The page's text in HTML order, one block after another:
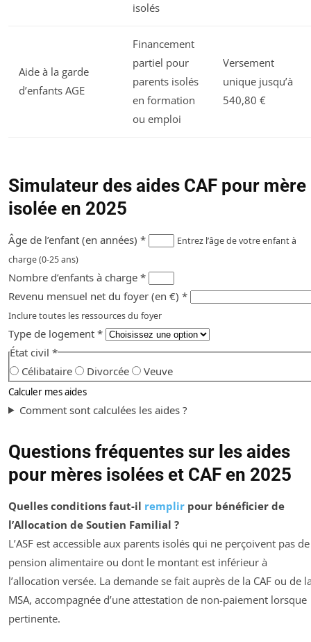
isolés
Aide à la garde
d’enfants AGE
Financement
partiel pour
parents isolés
en formation
ou emploi
Versement
unique jusqu’à
540,80 €
Simulateur des aides CAF pour mère
isolée en 2025
Âge de l’enfant (en années) *
Entrez l’âge de votre enfant à
charge (0-25 ans)
Nombre d’enfants à charge *
Revenu mensuel net du foyer (en €) *
Inclure toutes les ressources du foyer
Type de logement *
État civil *
Célibataire
Divorcée Veuve
Calculer mes aides
Comment sont calculées les aides ?
Questions fréquentes sur les aides
pour mères isolées et CAF en 2025
Quelles conditions faut-il remplir pour bénéficier de
l’Allocation de Soutien Familial ?
L’ASF est accessible aux parents isolés qui ne perçoivent pas de
pension alimentaire ou dont le montant est inférieur à
l’allocation versée. La demande se fait auprès de la CAF ou de
MSA, accompagnée d’une attestation de non-paiement lorsque
pertinente.